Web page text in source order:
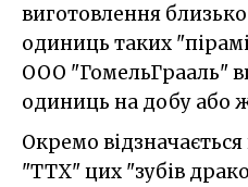
виготовлення
одиниць таких
ООО "ГомельГрааль"
одиниць на добу або
Окремо
"ТТХ" цих "зубів